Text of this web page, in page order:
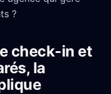
?
check-in et
la